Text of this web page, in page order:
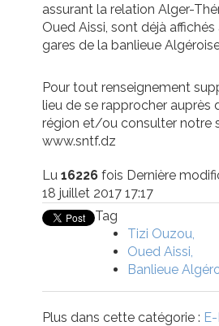
assurant la relation Alger-
Oued Aissi, sont déjà affichés
gares de la banlieue
Pour tout renseignement
lieu de se rapprocher auprès
région et/ou consulter notre
www.sntf.dz
Lu16226 fois Dernière
18 juillet 2017 17:17
Tag
Tizi Ouzou
Oued Aissi
Banlieue
Plus dans cette catégorie :